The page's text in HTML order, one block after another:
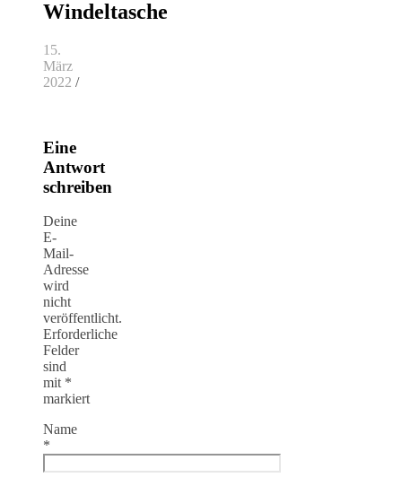
Windeltasche
15.
März
2022 /
Eine
Antwort
schreiben
Deine
E-
Mail-
Adresse
wird
nicht
veröffentlicht.
Erforderliche
Felder
sind
mit *
markiert
Name
*